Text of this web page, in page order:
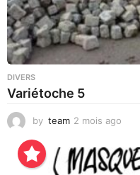
DIVERS
Variétoche 5
by team 2 mois ago
e
m